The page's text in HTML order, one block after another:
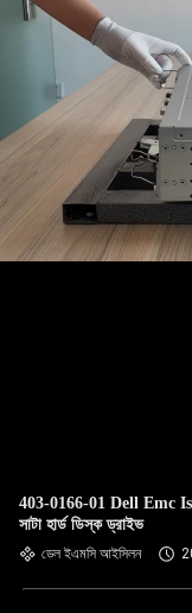
403-0166-01 Dell Emc
সাটা হার্ড ডিস্ক ড্রাইভ
ডেল ইএমসি আইসিলন